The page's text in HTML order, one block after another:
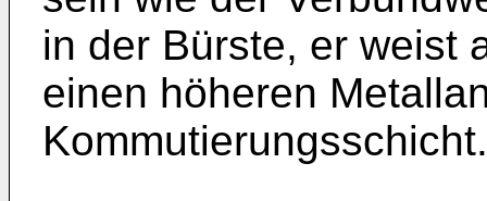
in der Bürste, er weist
einen höheren
Kommutierungsschicht.